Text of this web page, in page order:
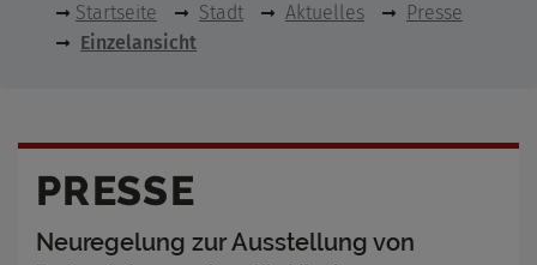
Startseite Stadt Aktuelles
Presse
Einzelansicht
PRESSE
Neuregelung zur Ausstellung von